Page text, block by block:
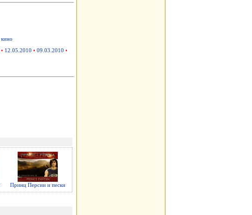
• 12.05.2010 • 09.03.2010 •
Принц Персии и пески